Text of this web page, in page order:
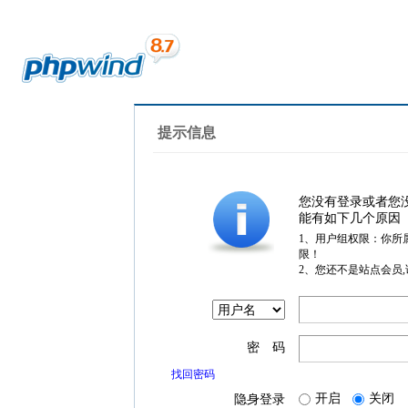
提示信息
您没有登录或者您
能有如下几个原因
1、用户组权限：你所
限！
2、您还不是站点会员
密 码
找回密码
隐身登录 开启 关闭